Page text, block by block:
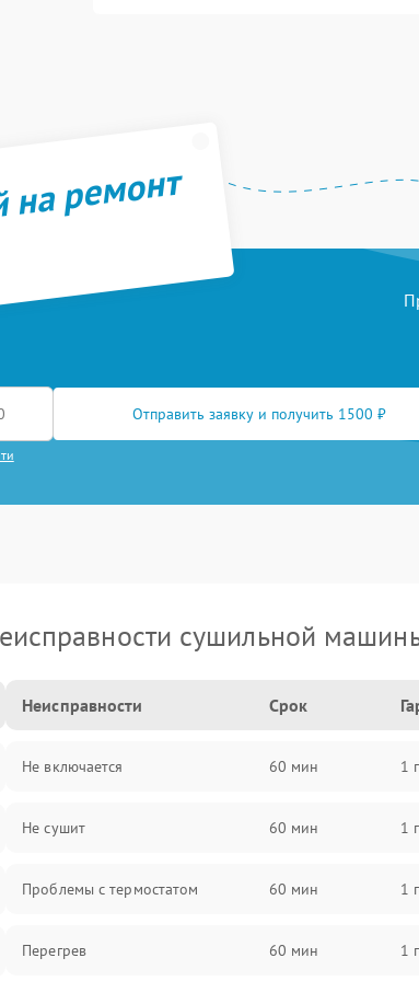
ремонт
Отправить заявку и получить 1500 ₽
сушильной
Неисправности Срок
Не включается 60 мин 1
Не сушит 60 мин 1
Проблемы с термостатом 60 мин 1
Перегрев 60 мин 1